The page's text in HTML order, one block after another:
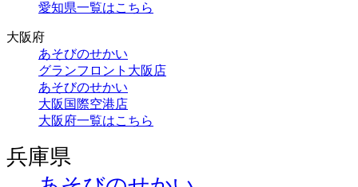
愛知県一覧はこちら
大阪府
あそびのせかい
グランフロント大阪店
あそびのせかい
大阪国際空港店
大阪府一覧はこちら
兵庫県